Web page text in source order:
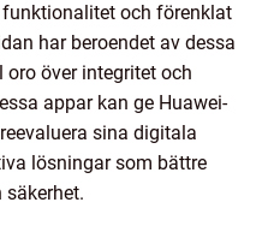
och förenklat
har beroendet av dessa
över integritet och
appar kan ge Huawei-
sina digitala
lösningar som bättre